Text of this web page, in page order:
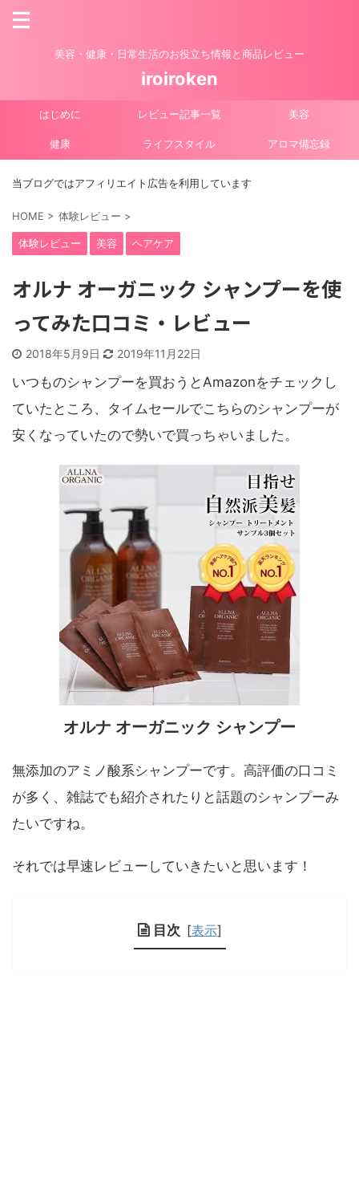
美容・健康・日常生活のお役立ち情報と商品レビュー
iroiroken
はじめに レビュー記事一覧 美容
健康 ライフスタイル アロマ備忘録
当ブログではアフィリエイト広告を利用しています
HOME > 体験レビュー >
体験レビュー 美容 ヘアケア
オルナ オーガニック シャンプーを使
ってみた口コミ・レビュー
2018年5月9日 2019年11月22日
いつものシャンプーを買おうとAmazonをチェックし
ていたところ、タイムセールでこちらのシャンプーが
安くなっていたので勢いで買っちゃいました。
オルナ オーガニック シャンプー
無添加のアミノ酸系シャンプーです。高評価の口コミ
が多く、雑誌でも紹介されたりと話題のシャンプーみ
たいですね。
それでは早速レビューしていきたいと思います！
目次 [表示]